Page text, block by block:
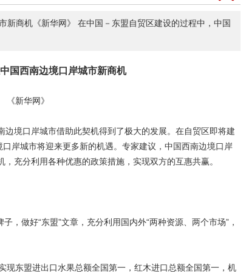
新商机《新华网》 在中国－东盟自贸区建设的过程中，中国
国西南边境口岸城市新商机
《新华网》
境口岸城市借助此契机得到了极大的发展。在自贸区即将建
岸城市将迎来更多新的机遇。专家建议，中国西南边境口岸
充分利用各种优惠的政策措施，实现双方的互惠共赢。
，做好“东盟”文章，充分利用国内外“两种资源、两个市场”，
东盟进出口水果总额全国第一，红木进口总额全国第一，机